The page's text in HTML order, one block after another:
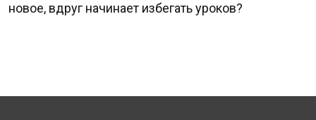
новое, вдруг начинает избегать уроков?